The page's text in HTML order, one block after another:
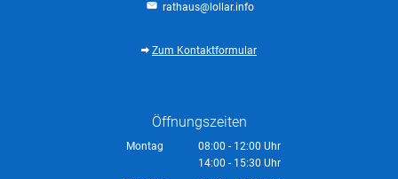
rathaus@lollar.info
Zum Kontaktformular
Öffnungszeiten
Montag 08:00 - 12:00 Uhr
Von 08:00 bis 12:00 Uhr
14:00 - 15:30 Uhr